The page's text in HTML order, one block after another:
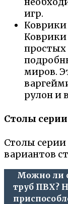
игр.
Коврики
простых
миров.
рулон и
Столы
Столы
вариантов
Можно ли
труб ПВХ?